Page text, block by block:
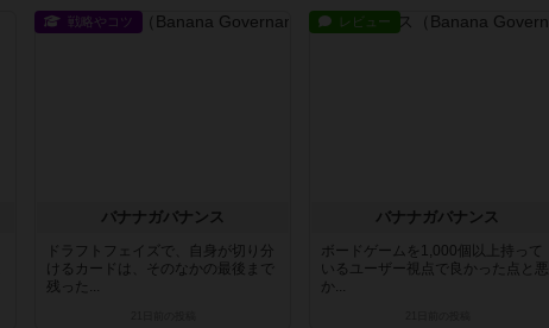
戦略やコツ
バナナガバナンス
ドラフトフェイズで、自身が切り分
けるカードは、そのなかの最後まで
残った...
レビュー
バナナガバナンス
ボードゲームを1,000個以上持って
いるユーザー視点で良かった点と悪
か...